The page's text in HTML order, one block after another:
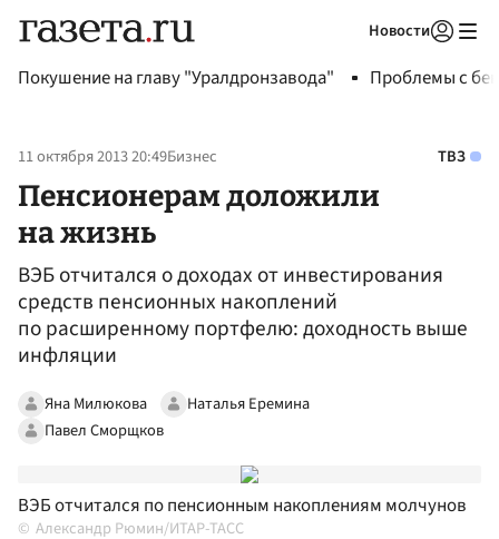
Новости
Покушение на главу "Уралдронзавода" Проблемы с
11 октября 2013 20:49Бизнес ТВЗ
Пенсионерам доложили
на жизнь
ВЭБ отчитался о доходах от инвестирования
средств пенсионных накоплений
по расширенному портфелю: доходность выше
инфляции
Яна Милюкова
Наталья Еремина
Павел Сморщков
ВЭБ отчитался по пенсионным накоплениям молчунов
Александр Рюмин/ИТАР-ТАСС